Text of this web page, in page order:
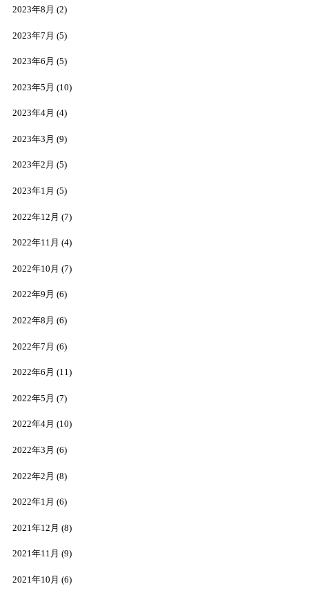
2023年8月 (2)
2023年7月 (5)
2023年6月 (5)
2023年5月 (10)
2023年4月 (4)
2023年3月 (9)
2023年2月 (5)
2023年1月 (5)
2022年12月 (7)
2022年11月 (4)
2022年10月 (7)
2022年9月 (6)
2022年8月 (6)
2022年7月 (6)
2022年6月 (11)
2022年5月 (7)
2022年4月 (10)
2022年3月 (6)
2022年2月 (8)
2022年1月 (6)
2021年12月 (8)
2021年11月 (9)
2021年10月 (6)